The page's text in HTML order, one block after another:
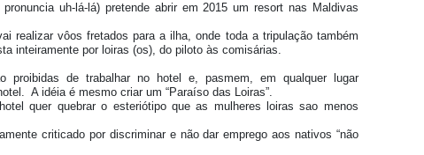
uh-lá-lá) pretende abrir em 2015 um resort nas Maldivas
realizar vôos fretados para a ilha, onde toda a tripulação também
inteiramente por loiras (os), do piloto às comisárias.
proibidas de trabalhar no hotel e, pasmem, em qualquer lugar
A idéia é mesmo criar um “Paraíso das Loiras”.
quer quebrar o esteriótipo que as mulheres loiras sao menos
criticado por discriminar e não dar emprego aos nativos “não